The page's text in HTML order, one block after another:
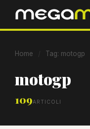
Home Tag: motogp
motogp
109ARTICOLI